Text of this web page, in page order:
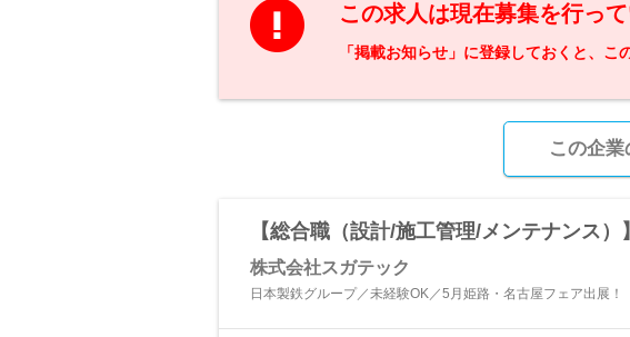
この求人は現在募集を行って
「掲載お知らせ」に登録しておくと、こ
この企
【総合職（設計/施工管理/メンテナンス
株式会社スガテック
日本製鉄グループ／未経験OK／5月姫路・名古屋フェア出展！